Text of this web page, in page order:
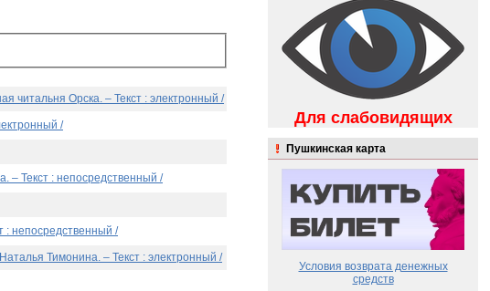
читальня Орска. – Текст : электронный /
/
– Текст : непосредственный /
: непосредственный /
Тимонина. – Текст : электронный /
Для слабовидящих
Пушкинская карта
Условия возврата денежных
средств